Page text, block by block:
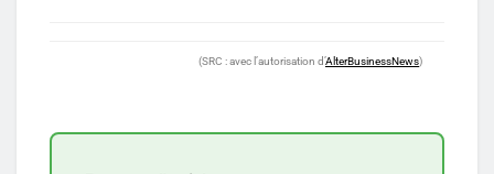
(SRC : avec l’autorisation d’AlterBusinessNews)